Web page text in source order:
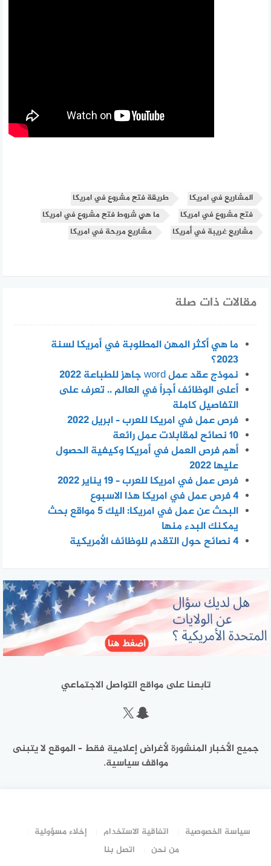
المشاريع في امريكا
طريقة فتح مشروع في امريكا
فتح مشروع في امريكا
ما هي شروط فتح مشروع في امريكا
مشاريع غريبة في أمريكا
مشاريع مربحة في امريكا
مقالات ذات صلة
ما هي أكثر المهن المطلوبة في أمريكا لسنة
2023؟
نموذج عقد عمل word جاهز للطباعة 2022
أعلى الوظائف أجراً في العالم .. تعرف على
التفاصيل كاملة
فرص عمل في امريكا للعرب – ابريل 2022
10 نصائح لمقابلات عمل رائعة
أهم فرص العمل في أمريكا وكيفية الحصول
عليها 2022
فرص عمل في امريكا للعرب – 19 يناير 2022
4 فرص عمل في امريكا هذا الاسبوع
البحث عن عمل في امريكا: اليك 5 مواقع بحث
يمكنك البدء منها
4 نصائح حول التقدم للوظائف الأمريكية
تابعنا على مواقع التواصل الاجتماعي
سناب شات
إكس
جميع الأخبار المنشورة لأغراض إعلامية فقط – الموقع لا يتبنى
مواقف سياسية.
سياسة الخصوصية اتفاقية الاستخدام
إخلاء مسؤولية
من نحن
اتصل بنا